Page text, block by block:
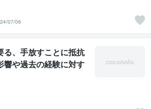
07/06
る、手放すことに抵抗
響や過去の経験に対す
解ける遠隔法術ヒー